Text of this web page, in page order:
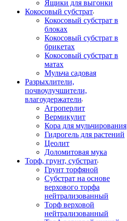
Ящики для выгонки
Кокосовый субстрат
Кокосовый субстрат в
блоках
Кокосовый субстрат в
брикетах
Кокосовый субстрат в
матах
Мульча садовая
Разрыхлители,
почвоулучшители,
влагоудержатели
Агроперлит
Вермикулит
Кора для мульчирования
Гидрогель для растений
Цеолит
Доломитовая мука
Торф, грунт, субстрат
Грунт торфяной
Субстрат на основе
верхового торфа
нейтрализованный
Торф верховой
нейтрализованный